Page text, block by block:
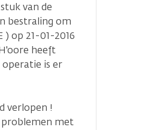
van de
bestraling om
op 21-01-2016
heeft
is er
verlopen !
problemen met